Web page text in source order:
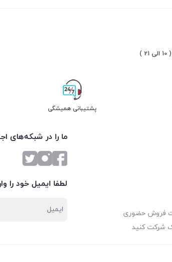
)
پشتیبانی همیشگی
فروش حضوری
شرکت کنید
ما را در شبکه‌های
لطفا ایمیل خود را